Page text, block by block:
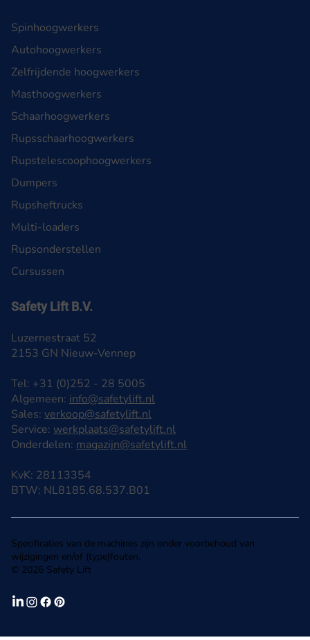
Specificaties van de machines zijn onder voorbehoud van
wijzigingen en/of (type)fouten.
© 2026 Safety Lift
Safety Lift B.V.
Luzernestraat 52
2153 GN Nieuw-Vennep
Tel: +31 (0)252 - 28 5005
Algemeen: info@safetylift.nl
Sales: verkoop@safetylift.nl
Service: werkplaats@safetylift.nl
Onderdelen: magazijn@safetylift.nl
KvK: 28113354
BTW: NL8185.68.537.B01
Spinhoogwerkers
Autohoogwerkers
Zelfrijdende hoogwerkers
Masthoogwerkers
Schaarhoogwerkers
Rupsschaarhoogwerkers
Rupstelescoophoogwerkers
Dumpers
Rupsheftrucks
Multi-loaders
Rupsonderstellen
Cursussen